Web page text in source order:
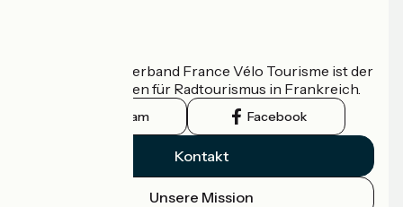
Der nationale Verband France Vélo Tourisme ist der
offizielle Leitfaden für Radtourismus in Frankreich.
Instagram Facebook
Kontakt
Unsere Mission